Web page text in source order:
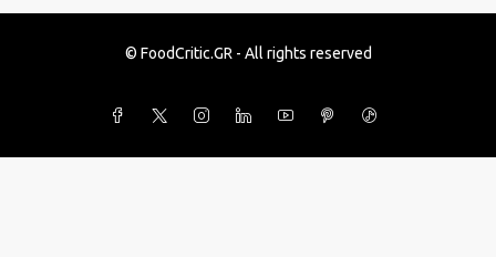
© FoodCritic.GR - All rights reserved